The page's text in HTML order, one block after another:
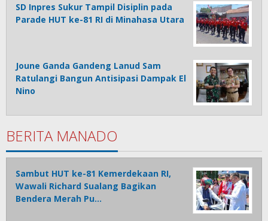
SD Inpres Sukur Tampil Disiplin pada
Parade HUT ke-81 RI di Minahasa Utara
Joune Ganda Gandeng Lanud Sam
Ratulangi Bangun Antisipasi Dampak El
Nino
BERITA MANADO
Sambut HUT ke-81 Kemerdekaan RI,
Wawali Richard Sualang Bagikan
Bendera Merah Pu…